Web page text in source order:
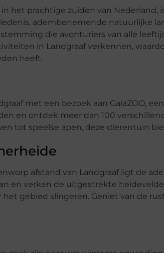
in het prachtige zuiden van
adembenemende natuurlijke
die avonturiers van alle
in Landgraaf verkennen,
heeft.
met een bezoek aan GaiaZOO,
en ontdek meer dan 100
tot speelse apen, deze dierentuin
afstand van Landgraaf ligt de
en verken de uitgestrekte
het gebied slingeren. Geniet van de